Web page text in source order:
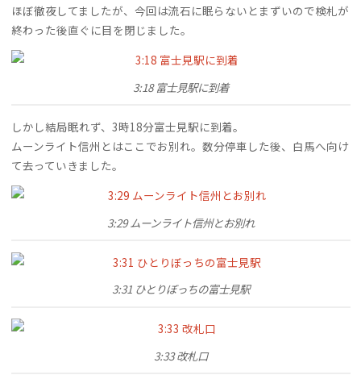
ほぼ徹夜してましたが、今回は流石に眠らないとまずいので検札が
終わった後直ぐに目を閉じました。
3:18 富士見駅に到着
しかし結局眠れず、3時18分富士見駅に到着。
ムーンライト信州とはここでお別れ。数分停車した後、白馬へ向け
て去っていきました。
3:29 ムーンライト信州とお別れ
3:31 ひとりぼっちの富士見駅
3:33 改札口